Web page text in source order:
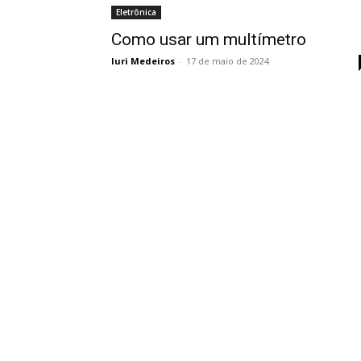
Eletrônica
Como usar um multímetro
Iuri Medeiros - 17 de maio de 2024